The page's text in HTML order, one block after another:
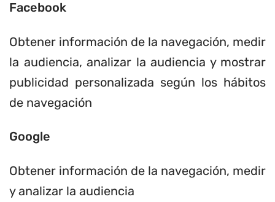
Facebook
Obtener información de la navegación, medir
la audiencia, analizar la audiencia y mostrar
publicidad personalizada según los hábitos
de navegación
Google
Obtener información de la navegación, medir
y analizar la audiencia